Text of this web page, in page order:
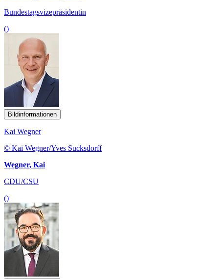
Bundestagsvizepräsidentin
()
Bildinformationen
Kai Wegner
© Kai Wegner/Yves Sucksdorff
Wegner, Kai
CDU/CSU
()